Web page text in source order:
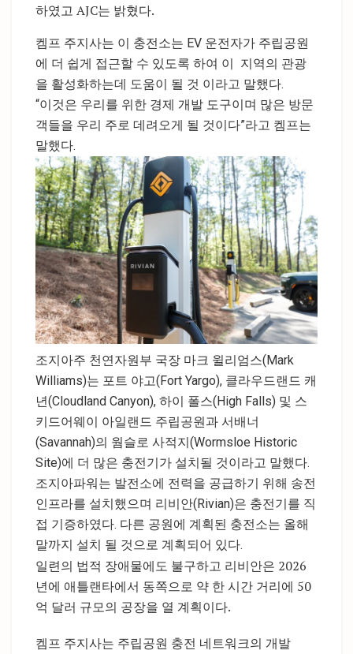
하였고 AJC는 밝혔다.
켐프 주지사는 이 충전소는 EV 운전자가 주립공원
에 더 쉽게 접근할 수 있도록 하여 이 지역의 관광
을 활성화하는데 도움이 될 것 이라고 말했다.
“이것은 우리를 위한 경제 개발 도구이며 많은 방문
객들을 우리 주로 데려오게 될 것이다”라고 켐프는
말했다.
조지아주 천연자원부 국장 마크 윌리엄스(Mark
Williams)는 포트 야고(Fort Yargo), 클라우드랜드 캐
년(Cloudland Canyon), 하이 폴스(High Falls) 및 스
키드어웨이 아일랜드 주립공원과 서배너
(Savannah)의 웜슬로 사적지(Wormsloe Historic
Site)에 더 많은 충전기가 설치될 것이라고 말했다.
조지아파워는 발전소에 전력을 공급하기 위해 송전
인프라를 설치했으며 리비안(Rivian)은 충전기를 직
접 기증하였다. 다른 공원에 계획된 충전소는 올해
말까지 설치 될 것으로 계획되어 있다.
일련의 법적 장애물에도 불구하고 리비안은 2026
년에 애틀랜타에서 동쪽으로 약 한 시간 거리에 50
억 달러 규모의 공장을 열 계획이다.
켐프 주지사는 주립공원 충전 네트워크의 개발